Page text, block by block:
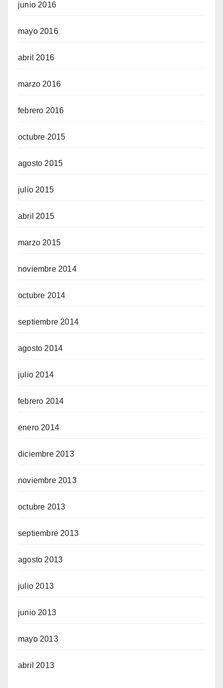
junio 2016
mayo 2016
abril 2016
marzo 2016
febrero 2016
octubre 2015
agosto 2015
julio 2015
abril 2015
marzo 2015
noviembre 2014
octubre 2014
septiembre 2014
agosto 2014
julio 2014
febrero 2014
enero 2014
diciembre 2013
noviembre 2013
octubre 2013
septiembre 2013
agosto 2013
julio 2013
junio 2013
mayo 2013
abril 2013